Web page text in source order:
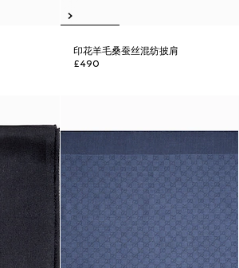
印花羊毛桑蚕丝混纺披肩
£490